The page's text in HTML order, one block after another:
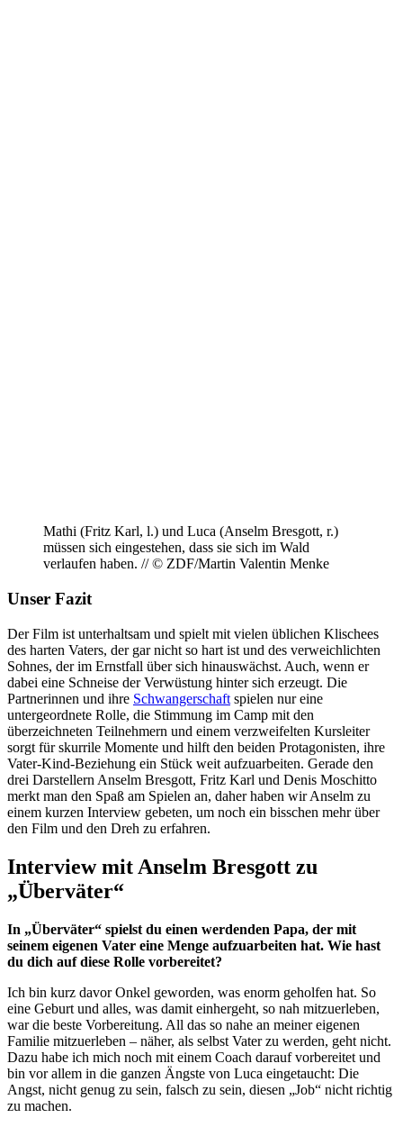
Mathi (Fritz Karl, l.) und Luca (Anselm Bresgott, r.)
müssen sich eingestehen, dass sie sich im Wald
verlaufen haben. // © ZDF/Martin Valentin Menke
Unser Fazit
Der Film ist unterhaltsam und spielt mit vielen üblichen Klischees
des harten Vaters, der gar nicht so hart ist und des verweichlichten
Sohnes, der im Ernstfall über sich hinauswächst. Auch, wenn er
dabei eine Schneise der Verwüstung hinter sich erzeugt. Die
Partnerinnen und ihre Schwangerschaft spielen nur eine
untergeordnete Rolle, die Stimmung im Camp mit den
überzeichneten Teilnehmern und einem verzweifelten Kursleiter
sorgt für skurrile Momente und hilft den beiden Protagonisten, ihre
Vater-Kind-Beziehung ein Stück weit aufzuarbeiten. Gerade den
drei Darstellern Anselm Bresgott, Fritz Karl und Denis Moschitto
merkt man den Spaß am Spielen an, daher haben wir Anselm zu
einem kurzen Interview gebeten, um noch ein bisschen mehr über
den Film und den Dreh zu erfahren.
Interview mit Anselm Bresgott zu
„Überväter“
In „Überväter“ spielst du einen werdenden Papa, der mit
seinem eigenen Vater eine Menge aufzuarbeiten hat. Wie hast
du dich auf diese Rolle vorbereitet?
Ich bin kurz davor Onkel geworden, was enorm geholfen hat. So
eine Geburt und alles, was damit einhergeht, so nah mitzuerleben,
war die beste Vorbereitung. All das so nahe an meiner eigenen
Familie mitzuerleben – näher, als selbst Vater zu werden, geht nicht.
Dazu habe ich mich noch mit einem Coach darauf vorbereitet und
bin vor allem in die ganzen Ängste von Luca eingetaucht: Die
Angst, nicht genug zu sein, falsch zu sein, diesen „Job“ nicht richtig
zu machen.